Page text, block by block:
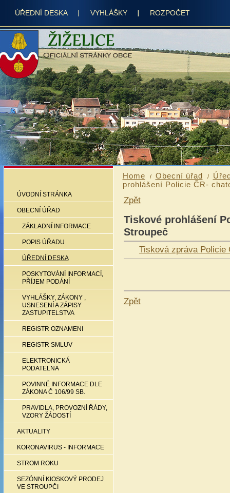
ÚŘEDNÍ DESKA VYHLÁŠKY ROZPOČET
ÚVODNÍ STRÁNKA
OBECNÍ ÚŘAD
ZÁKLADNÍ INFORMACE
POPIS ÚŘADU
ÚŘEDNÍ DESKA
POSKYTOVÁNÍ INFORMACÍ,
PŘÍJEM PODÁNÍ
VYHLÁŠKY, ZÁKONY ,
USNESENÍ A ZÁPISY
ZASTUPITELSTVA
REGISTR OZNAMENI
REGISTR SMLUV
ELEKTRONICKÁ
PODATELNA
POVINNÉ INFORMACE DLE
ZÁKONA Č 106/99 SB.
PRAVIDLA, PROVOZNÍ ŘÁDY,
VZORY ŽÁDOSTÍ
AKTUALITY
KORONAVIRUS - INFORMACE
STROM ROKU
SEZÓNNÍ KIOSKOVÝ PRODEJ
VE STROUPČI
Home Obecní úřad
prohlášení Policie ČR-
Zpět
Tiskové prohlášení
Stroupeč
Tisková zpráva Policie
Zpět